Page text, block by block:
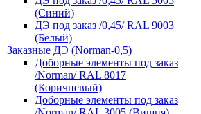
(Синий)
ДЭ под заказ /0,45/ RAL 9003
(Белый)
Заказные ДЭ (Norman-0,5)
Доборные элементы под заказ
/Norman/ RAL 8017
(Коричневый)
Доборные элементы под заказ